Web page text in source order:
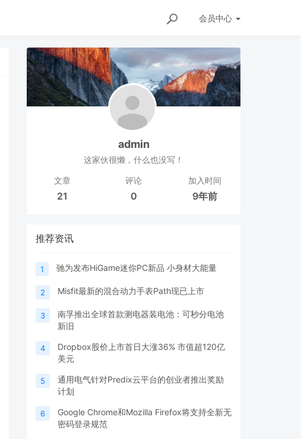
会员中心
admin
这家伙很懒，什么也没写！
文章
21
评论
0
加入时间
9年前
推荐资讯
1 驰为发布HiGame迷你PC新品 小身材大能量
2 Misfit最新的混合动力手表Path现已上市
3
南孚推出全球首款测电器装电池：可秒分电池
新旧
4
Dropbox股价上市首日大涨36% 市值超120亿
美元
5
通用电气针对Predix云平台的创业者推出奖励
计划
6
Google Chrome和Mozilla Firefox将支持全新无
密码登录规范